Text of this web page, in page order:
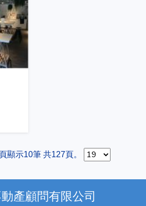
顯示10筆 共127頁。
產顧問有限公司